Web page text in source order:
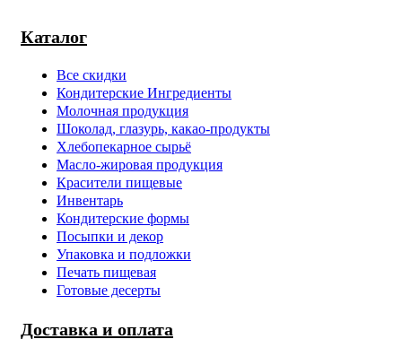
Каталог
Все скидки
Кондитерские Ингредиенты
Молочная продукция
Шоколад, глазурь, какао-продукты
Хлебопекарное сырьё
Масло-жировая продукция
Красители пищевые
Инвентарь
Кондитерские формы
Посыпки и декор
Упаковка и подложки
Печать пищевая
Готовые десерты
Доставка и оплата